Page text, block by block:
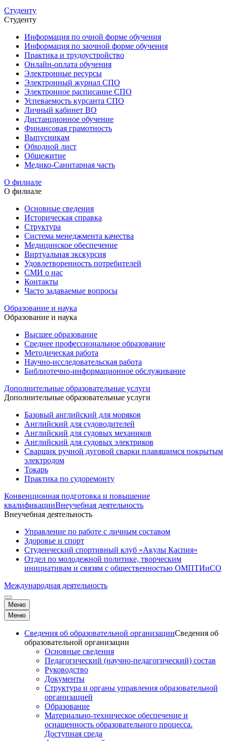
Студенту
Студенту
Информация по очной форме обучения
Информация по заочной форме обучения
Практика и трудоустройство
Онлайн-оплата обучения
Электронные ресурсы
Электронный журнал СПО
Электронное расписание СПО
Успеваемость курсанта СПО
Личный кабинет ВО
Дистанционное обучение
Финансовая грамотность
Выпусникам
Обходной лист
Общежитие
Медико-Санитарная часть
О филиале
О филиале
Основные сведения
Историческая справка
Структура
Система менеджмента качества
Медицинское обеспечение
Виртуальная экскурсия
Удовлетворенность потребителей
СМИ о нас
Контакты
Часто задаваемые вопросы
Образование и наука
Образование и наука
Высшее образование
Среднее профессиональное образование
Методическая работа
Научно-исследовательская работа
Библиотечно-информационное обслуживание
Дополнительные образовательные услуги
Дополнительные образовательные услуги
Базовый английский для моряков
Английский для судоводителей
Английский для судовых механиков
Английский для судовых электриков
Cварщик ручной дуговой сварки плавящимся покрытым
электродом
Токарь
Практика по судоремонту
Конвенционная подготовка и повышение
квалификацииВнеучебная деятельность
Внеучебная деятельность
Управление по работе с личным составом
Здоровье и спорт
Студенческий спортивный клуб «Акулы Каспия»
Отдел по молодежной политике, творческим
инициативам и связям с общественностью ОМПТИиСО
Международная деятельность
Меню
Меню
Сведения об образовательной организацииСведения об
образовательной организации
Основные сведения
Педагогический (научно-педагогический) состав
Руководство
Документы
Структура и органы управления образовательной
организацией
Образование
Материально-техническое обеспечение и
оснащенность образовательного процесса.
Доступная среда